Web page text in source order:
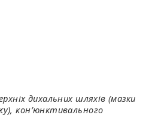
дихальних шляхів (мазки
кон’юнктивального